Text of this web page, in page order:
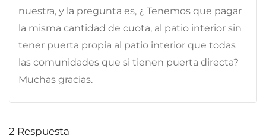
nuestra, y la pregunta es, ¿ Tenemos que pagar
la misma cantidad de cuota, al patio interior sin
tener puerta propia al patio interior que todas
las comunidades que si tienen puerta directa?
Muchas gracias.
2 Respuesta